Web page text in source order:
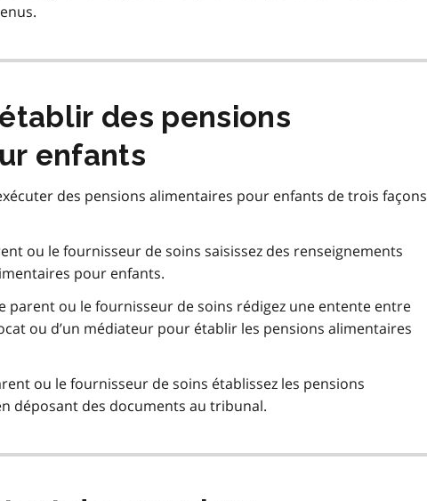
des pensions
enfants
des pensions alimentaires pour enfants de trois façons
ou le fournisseur de soins saisissez des renseignements
pour enfants.
parent ou le fournisseur de soins rédigez une entente entre
ou d’un médiateur pour établir les pensions alimentaires
ou le fournisseur de soins établissez les pensions
déposant des documents au tribunal.